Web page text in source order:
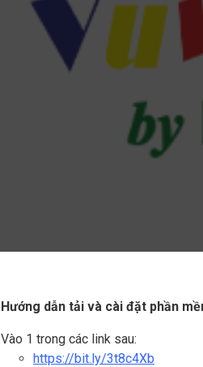
Hướng dẫn tải và cài đặt phần
Vào 1 trong các link sau:
https://bit.ly/3t8c4Xb